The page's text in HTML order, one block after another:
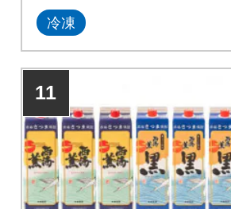
冷凍
11